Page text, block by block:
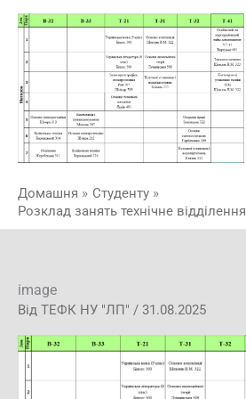
Перейти
вмісту
Домашня
Студенту
Розклад занять технічне відділення
image
Від ТЕФК НУ "ЛП" / 31.08.2025